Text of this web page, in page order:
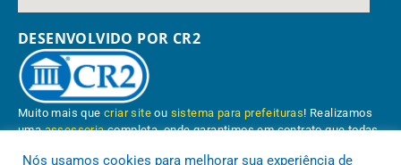
DESENVOLVIDO POR CR2
Muito mais quecriar site ou sistema para prefeituras! Realizamos
umaassessoriacompleta, onde garantimos em contrato que todas
Nós usamos cookies para melhorar sua experiência de